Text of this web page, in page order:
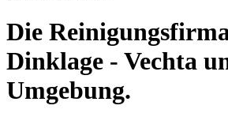
Die
Dinklage - Vechta
Umgebung.